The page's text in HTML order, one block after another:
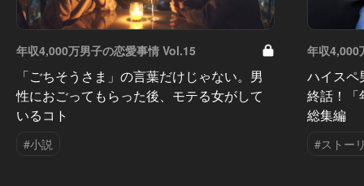
年収4,000万男子の恋愛事情 Vol.15
「ごちそうさま」の言葉だけじゃない。男
性におごってもらった後、モテる女がして
いるコト
#小説
年収4,000
ハイスペ
終話！「
総集編
#ストー